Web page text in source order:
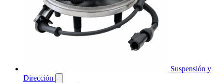
Suspensión y
Dirección